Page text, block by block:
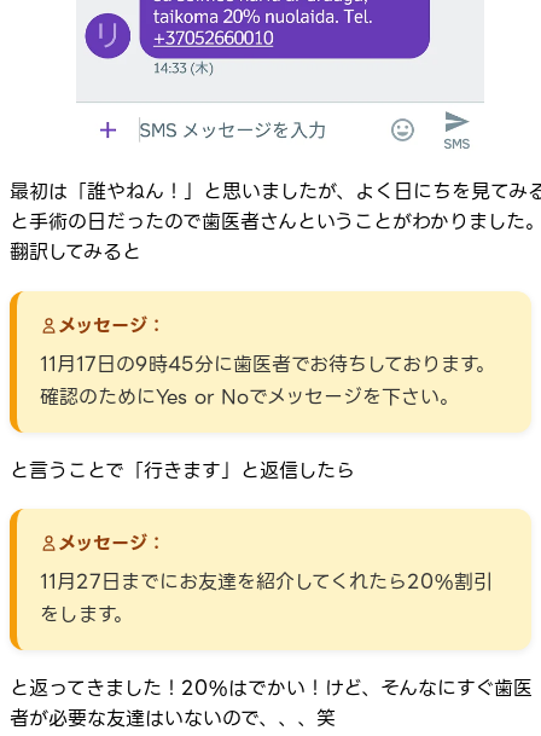
最初は「誰やねん！」と思いましたが、よく日にちを見てみ
と手術の日だったので歯医者さんということがわかりました
翻訳してみると
メッセージ：
11月17日の9時45分に歯医者でお待ちしております。
確認のためにYes or Noでメッセージを下さい。
と言うことで「行きます」と返信したら
メッセージ：
11月27日までにお友達を紹介してくれたら20%割引
をします。
と返ってきました！20%はでかい！けど、そんなにすぐ歯医
者が必要な友達はいないので、、、笑